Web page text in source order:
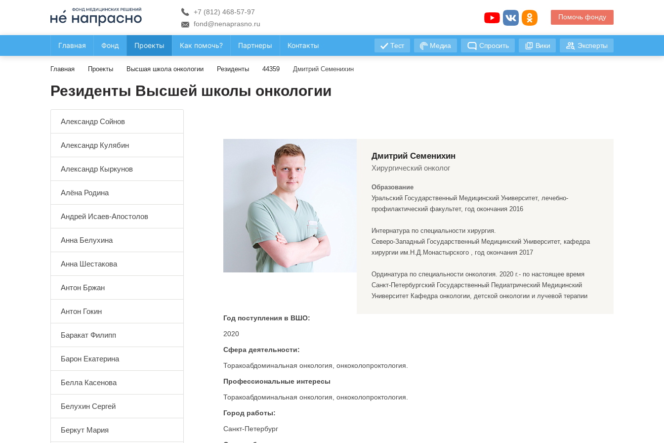
+7 (812) 468-57-97
fond@nenaprasno.ru
Помочь фонду
Главная Фонд Проекты Как помочь? Партнеры Контакты Тест Медиа Спросить Вики Эксперты
Главная Проекты Высшая школа онкологии Резиденты 44359 Дмитрий Семенихин
Резиденты Высшей школы онкологии
Александр Сойнов
Александр Кулябин
Александр Кыркунов
Алёна Родина
Андрей Исаев-Апостолов
Анна Белухина
Анна Шестакова
Антон Бржан
Антон Гокин
Баракат Филипп
Барон Екатерина
Белла Касенова
Белухин Сергей
Беркут Мария
Дмитрий Семенихин
Хирургический онколог
Образование
Уральский Государственный Медицинский Университет, лечебно-
профилактический факультет, год окончания 2016
Интернатура по специальности хирургия.
Северо-Западный Государственный Медицинский Университет, кафедра
хирургии им.Н.Д.Монастырского , год окончания 2017
Ординатура по специальности онкология. 2020 г.- по настоящее время
Санкт-Петербургский Государственный Педиатрический Медицинский
Университет Кафедра онкологии, детской онкологии и лучевой терапии
Год поступления в ВШО:
2020
Сфера деятельности:
Торакоабдоминальная онкология, онкоколопроктология.
Профессиональные интересы
Торакоабдоминальная онкология, онкоколопроктология.
Город работы:
Санкт-Петербург